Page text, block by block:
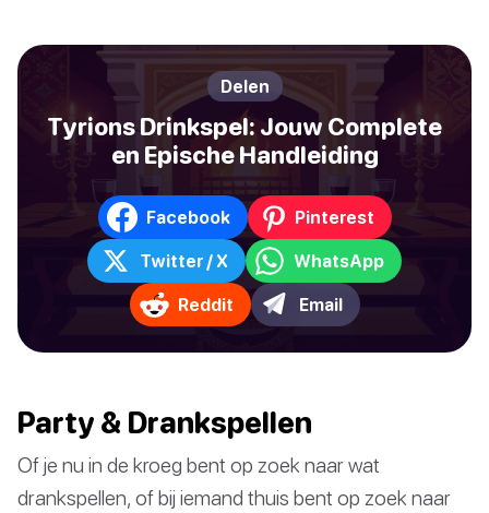
Delen
Tyrions Drinkspel: Jouw Complete
en Epische Handleiding
Facebook Pinterest
Twitter / X WhatsApp
Reddit Email
Party & Drankspellen
Of je nu in de kroeg bent op zoek naar wat
drankspellen, of bij iemand thuis bent op zoek naar